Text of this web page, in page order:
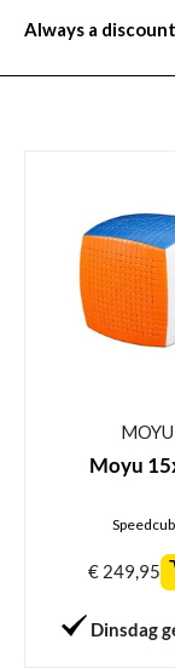
Always a discount
MOYU
Moyu
€249,95
Dinsdag